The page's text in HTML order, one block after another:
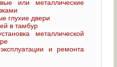
или металлические
глухие двери
в тамбур
металлической
и ремонта